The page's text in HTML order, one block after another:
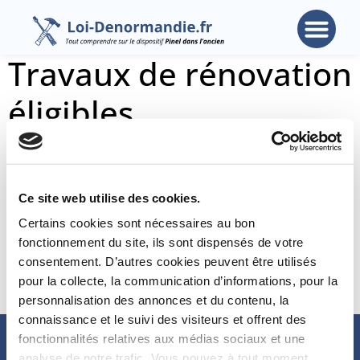
Ce site web utilise des cookies.
Certains cookies sont nécessaires au bon
fonctionnement du site, ils sont dispensés de votre
consentement. D’autres cookies peuvent être utilisés
pour la collecte, la communication d’informations, pour la
personnalisation des annonces et du contenu, la
connaissance et le suivi des visiteurs et offrent des
fonctionnalités relatives aux médias sociaux et une
Travaux de rénovation
éligibles
Les types de travaux éligibles au
dispositif Denormandie 2026
Travaux de rénovation : quelle est la
marche à suivre ?
Quels sont les documents à conserver ?​